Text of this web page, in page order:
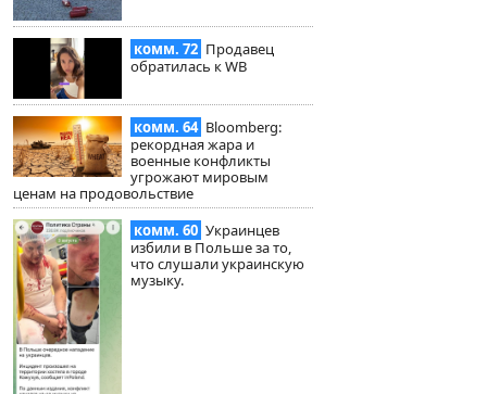
комм. 72 Продавец
обратилась к WB
комм. 64 Bloomberg:
рекордная жара и
военные конфликты
угрожают мировым
ценам на продовольствие
комм. 60 Украинцев
избили в Польше за то,
что слушали украинскую
музыку.